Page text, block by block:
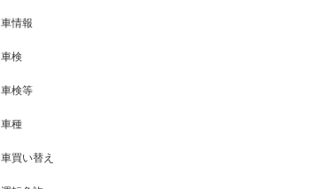
車情報
車検
車検等
車種
車買い替え